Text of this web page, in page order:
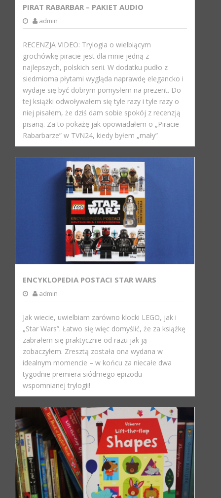
PIRAT RABARBAR – PAKIET AUDIO
admin
RECENZJA VIDEO: Trylogia o wielbiącym
grochówkę piracie jest dla mnie jedną z
najlepszych, polskich serii. W dodatku pudło z
siedmioma płytami wygląda naprawdę elegancko i
wydaje się być dobrym pomysłem na prezent. Do
tej książki odwoływałem się tyle razy i tyle razy o
niej pisałem, że dziś dam sobie spokój z recenzją
pisaną. Za to pokażę jak opowiadałem o „Piracie
Rabarbarze” w TVN24, kiedy byłem „mały”
ENCYKLOPEDIA POSTACI STAR WARS
admin
Jak wiecie, uwielbiam zarówno klocki LEGO, jak i
„Star Wars”. Łatwo się więc domyślić, że za książkę
zabrałem się praktycznie od razu jak ją
zobaczyłem. Zresztą została ona wydana w
idealnym momencie – w końcu za niecałe dwa
tygodnie premiera siódmego epizodu
wspomnianej trylogii!